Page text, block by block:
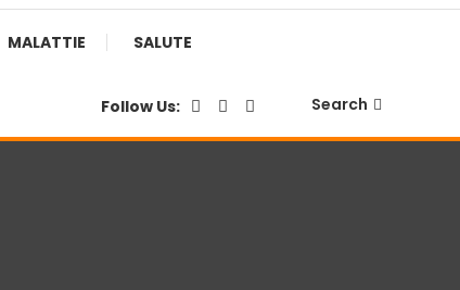
MALATTIE SALUTE
Follow Us: Search